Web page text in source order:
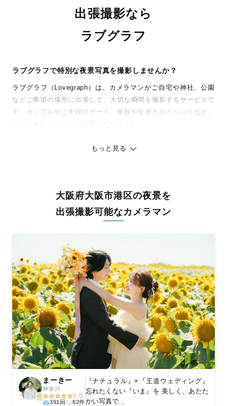
出張撮影なら
ラブグラフ
ラブグラフで特別な夜景写真を撮影しませんか？
ラブグラフ（Lovegraph）は、カメラマンがご自宅や神社、公園
などご希望の場所に出張して、大切な瞬間を撮影するサービスで
す。カップルやご夫婦のデート、家族や友達とのイベントなど、
ありのままの空気感を大切に、何十年経っても見返したくなるよ
料金は全国どこでも一律。わかりやすく安心の価格設定です。オ
リジナルの研修と厳正な審査に合格し、撮影技術やホスピタリテ
ィを身につけたプロのカメラマンが全国47都道府県に在籍してい
験をお届けします。
丁寧なレタッチで思い出を美しく仕上げます
撮影後は、独自の編集技術で写真の明るさや色合いを丁寧に調
整。自然な雰囲気を残しつつも、おしゃれで洗練された仕上がり
に。きっと「こんな写真を撮ってほしかった！」と思える一枚に
出会えます。まずは、ラブグラフの撮影事例をご覧ください。
もっと見る
大阪府大阪市港区の夜景を
出張撮影可能なカメラマン
まーきー
神奈川
5.0
391回 82件
『ナチュラル』×『王道ウェディング』
忘れたくない『いま』を 美しく、あたた
かい写真で...